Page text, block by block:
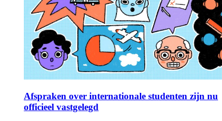
Afspraken over internationale studenten zijn nu
officieel vastgelegd